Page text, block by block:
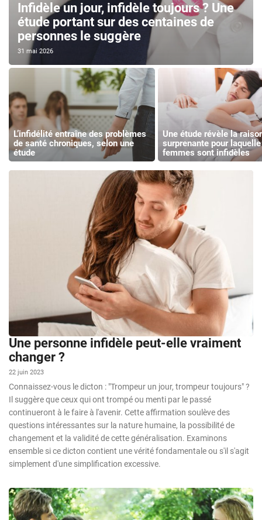
Infidèle un jour, infidèle toujours ? Une
étude portant sur des centaines de
personnes le suggère
31 mai 2026
L’infidélité entraîne des problèmes
de santé chroniques, selon une
étude
Une étude révèle la
surprenante pour
femmes sont infidèles
Une personne infidèle peut-elle vraiment
changer ?
22 juin 2023
Connaissez-vous le dicton : "Trompeur un jour, trompeur toujours" ?
Il suggère que ceux qui ont trompé ou menti par le passé
continueront à le faire à l'avenir. Cette affirmation soulève des
questions intéressantes sur la nature humaine, la possibilité de
changement et la validité de cette généralisation. Examinons
ensemble si ce dicton contient une vérité fondamentale ou s'il s'agit
simplement d'une simplification excessive.